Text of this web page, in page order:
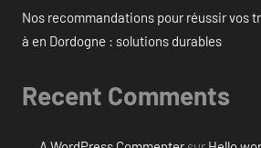
Nos recommandations pour réussir vos
à en Dordogne : solutions durables
Recent Comments